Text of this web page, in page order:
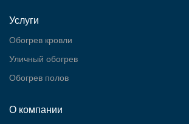
Услуги
Обогрев кровли
Уличный обогрев
Обогрев полов
О компании